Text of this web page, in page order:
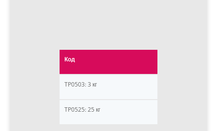
Код
TP0503: 3 кг
TP0525: 25 кг